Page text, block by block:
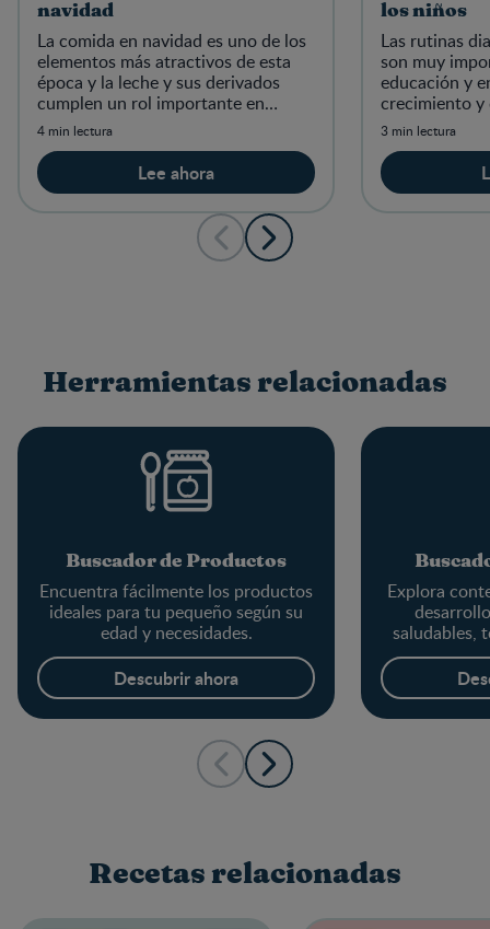
navidad
La comida en navidad es uno de los
elementos más atractivos de esta
época y la leche y sus derivados
cumplen un rol importante en
muchas de las preparaciones que
características de estos días de fi
4 min lectura
Lee ahora
los niños
Las rutinas
son muy
educación y
crecimiento
encontrarás
sacarle
cotidianas.
3 min lectura
Herramientas relacionadas
Buscador de Productos
Encuentra fácilmente los productos
ideales para tu pequeño según su
edad y necesidades.
Descubrir ahora
Explora
saludables,
Recetas relacionadas